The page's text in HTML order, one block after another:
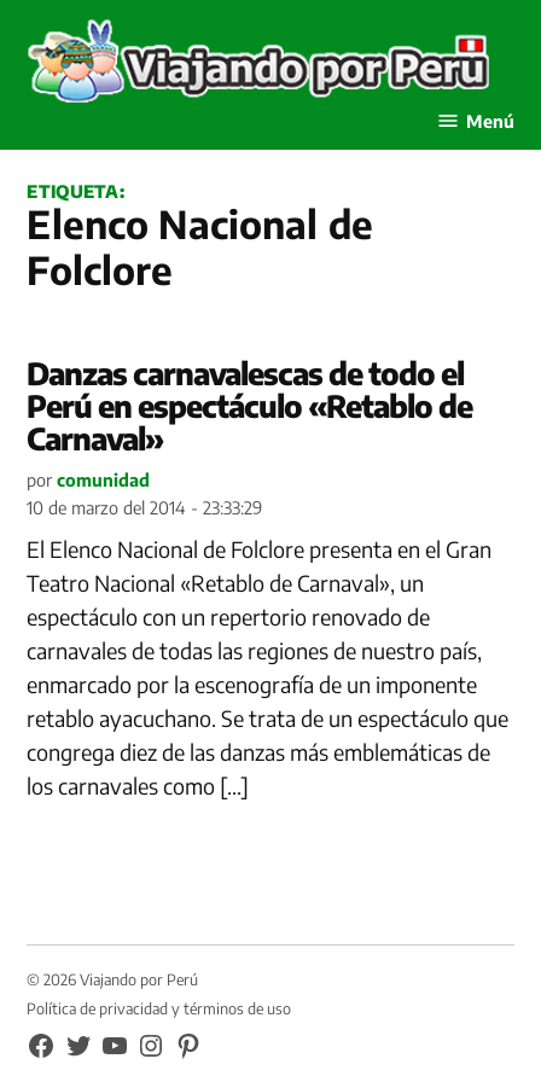
contenido
Menú
ETIQUETA:
Elenco Nacional de
Folclore
Danzas carnavalescas de todo el
Perú en espectáculo «Retablo de
Carnaval»
por comunidad
10 de marzo del 2014 - 23:33:29
El Elenco Nacional de Folclore presenta en el Gran
Teatro Nacional «Retablo de Carnaval», un
espectáculo con un repertorio renovado de
carnavales de todas las regiones de nuestro país,
enmarcado por la escenografía de un imponente
retablo ayacuchano. Se trata de un espectáculo que
congrega diez de las danzas más emblemáticas de
los carnavales como […]
© 2026 Viajando por Perú
Política de privacidad y términos de uso
FB
TW YouTubeInstagramPinterest